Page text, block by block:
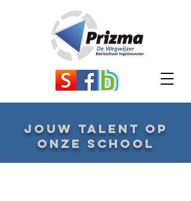
jouw talent op
onze school